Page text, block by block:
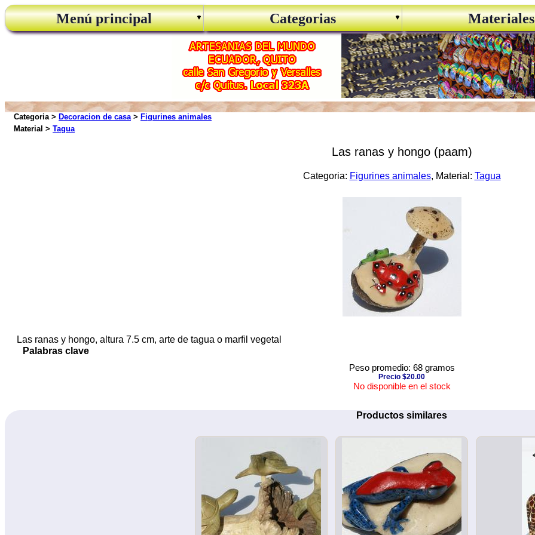
Menú principal Categorias Materiales
Categoria > Decoracion de casa> Figurines animales
Material > Tagua
Las ranas y hongo (paam)
Categoria: Figurines animales, Material: Tagua
Las ranas y hongo, altura 7.5 cm, arte de tagua o marfil vegetal
Palabras clave
Peso promedio: 68 gramos
Precio $20.00
No disponible en el stock
Productos similares